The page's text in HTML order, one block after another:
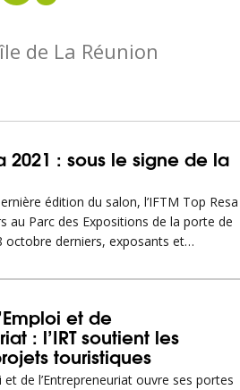
de La Réunion
2021 : sous le signe de la
édition du salon, l’IFTM Top Resa
au Parc des Expositions de la porte de
octobre derniers, exposants et…
et de
: l’IRT soutient les
touristiques
et de l’Entrepreneuriat ouvre ses portes